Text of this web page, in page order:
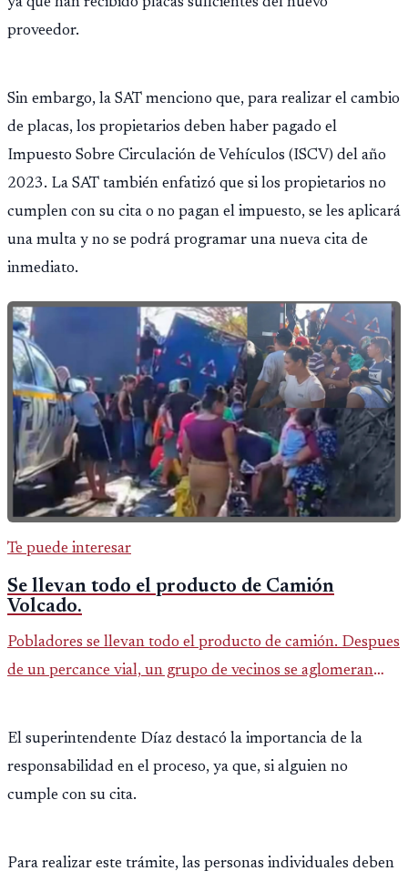
proveedor.
Sin embargo, la SAT menciono que, para realizar el cambio
de placas, los propietarios deben haber pagado el
Impuesto Sobre Circulación de Vehículos (ISCV) del año
2023. La SAT también enfatizó que si los propietarios no
cumplen con su cita o no pagan el impuesto, se les aplicará
una multa y no se podrá programar una nueva cita de
inmediato.
Te puede interesar
Se llevan todo el producto de Camión
Volcado.
Pobladores se llevan todo el producto de camión. Despues
de un percance vial, un grupo de vecinos se aglomeran
que volcó. Un
El superintendente Díaz destacó la importancia de la
responsabilidad en el proceso, ya que, si alguien no
cumple con su cita.
Para realizar este trámite, las personas individuales deben